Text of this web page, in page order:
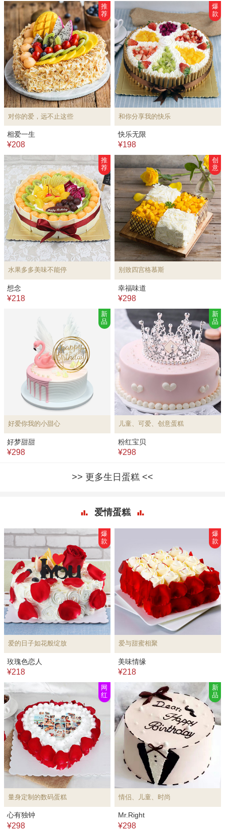
对你的爱，远不止这些
推
荐
相爱一生
¥208
和你分享我的快乐
爆
款
快乐无限
¥198
水果多多美味不能停
推
荐
想念
¥218
别致四宫格慕斯
创
意
幸福味道
¥298
好爱你我的小甜心
新
品
好梦甜甜
¥298
儿童、可爱、创意蛋糕
新
品
粉红宝贝
¥298
更多生日蛋糕
爱情蛋糕
爱的日子如花般绽放
爆
款
玫瑰色恋人
¥218
爱与甜蜜相聚
爆
款
美味情缘
¥218
量身定制的数码蛋糕
网
红
心有独钟
¥298
情侣、儿童、时尚
新
品
Mr.Right
¥298